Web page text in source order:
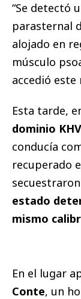
“Se detectó
parasternal
alojado en
músculo
accedió este
Esta tarde,
dominio
conducía
recuperado
estado
mismo
En el lugar
Conte, un